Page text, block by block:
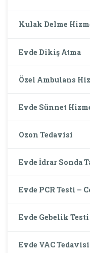
Kulak Delme
Evde Dikiş Atma
Özel Ambulans
Evde Sünnet
Ozon Tedavisi
Evde İdrar Sonda
Evde PCR Testi –
Evde Gebelik Testi
Evde VAC Tedavisi